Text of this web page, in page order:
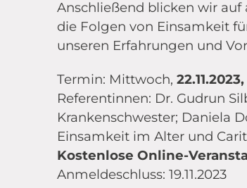
Anschließend blicken wir
die Folgen von Einsamkeit
unseren Erfahrungen und
Termin: Mittwoch,
Referentinnen: Dr. Gudrun
Krankenschwester; Daniela
Einsamkeit im Alter und
Kostenlose Online-
Anmeldeschluss: 19.11.2023